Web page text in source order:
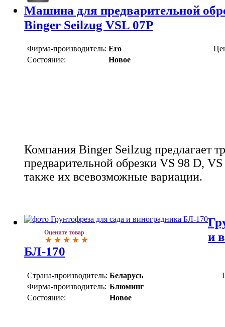
Машина для предварительной
Binger Seilzug VSL 07P
Фирма-производитель: Ero
Состояние:
Новое
Компания Binger Seilzug предлагает
предварительной обрезки VS 98 D,
также их всевозможные вариации.
Оцените товар
и
БЛ-170
Страна-производитель: Беларусь
Фирма-производитель: Блюминг
Состояние:
Новое